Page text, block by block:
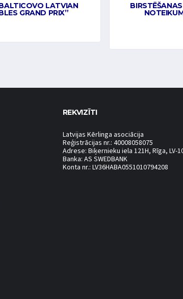
LATVIAN
GRAND PRIX”
REKVIZĪTI
Latvijas Kērlinga asociācija
Reģistrācijas nr.: 40008058075
Adrese: Biķernieku iela 121H, Rīga, LV-
Banka: AS SWEDBANK
Konta nr.: LV36HABA0551010794208